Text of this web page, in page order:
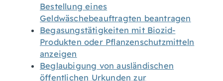
Bestellung eines
Geldwäschebeauftragten beantragen
Begasungstätigkeiten mit Biozid-
Produkten oder Pflanzenschutzmitteln
anzeigen
Beglaubigung von ausländischen
öffentlichen Urkunden zur